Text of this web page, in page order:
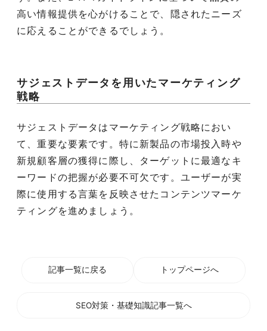
高い情報提供を心がけることで、隠されたニーズ
に応えることができるでしょう。
サジェストデータを用いたマーケティング
戦略
サジェストデータはマーケティング戦略におい
て、重要な要素です。特に新製品の市場投入時や
新規顧客層の獲得に際し、ターゲットに最適なキ
ーワードの把握が必要不可欠です。ユーザーが実
際に使用する言葉を反映させたコンテンツマーケ
ティングを進めましょう。
記事一覧に戻る トップページへ
SEO対策・基礎知識記事一覧へ